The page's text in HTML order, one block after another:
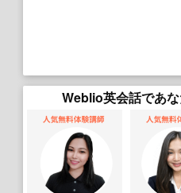
Weblio英会話であ